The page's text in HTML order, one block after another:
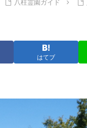
八柱霊園ガイド
はてブ